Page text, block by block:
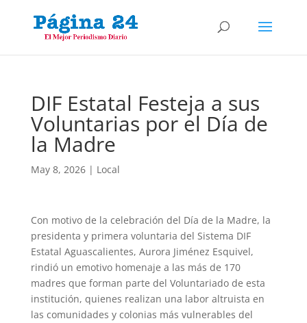
DIF Estatal Festeja a sus
Voluntarias por el Día de
la Madre
May 8, 2026| Local
Con motivo de la celebración del Día de la Madre, la
presidenta y primera voluntaria del Sistema DIF
Estatal Aguascalientes, Aurora Jiménez Esquivel,
rindió un emotivo homenaje a las más de 170
madres que forman parte del Voluntariado de esta
institución, quienes realizan una labor altruista en
las comunidades y colonias más vulnerables del